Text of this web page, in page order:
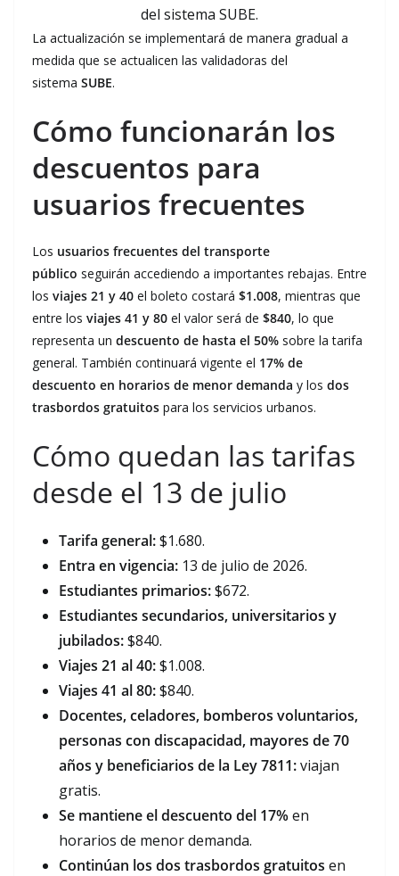
La actualización se implementará de manera gradual a
medida que se actualicen las validadoras del
sistema SUBE.
Cómo funcionarán los
descuentos para
usuarios frecuentes
Los usuarios frecuentes del transporte
público seguirán accediendo a importantes rebajas. Entre
los viajes 21 y 40 el boleto costará $1.008, mientras que
entre los viajes 41 y 80 el valor será de $840, lo que
representa un descuento de hasta el 50% sobre la tarifa
general. También continuará vigente el 17% de
descuento en horarios de menor demanda y los dos
trasbordos gratuitos para los servicios urbanos.
Cómo quedan las tarifas
desde el 13 de julio
Tarifa general:$1.680.
Entra en vigencia: 13 de julio de 2026.
Estudiantes primarios:$672.
Estudiantes secundarios, universitarios y
jubilados:$840.
Viajes 21 al 40:$1.008.
Viajes 41 al 80:$840.
Docentes, celadores, bomberos voluntarios,
personas con discapacidad, mayores de 70
años y beneficiarios de la Ley 7811:viajan
gratis.
Se mantiene el descuento del 17%en
horarios de menor demanda.
Continúan los dos trasbordos gratuitos en